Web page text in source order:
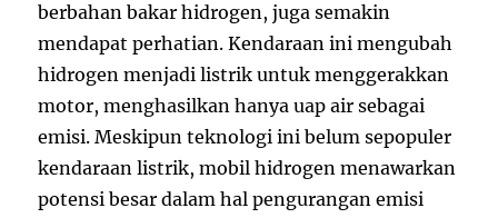
berbahan bakar hidrogen, juga semakin
mendapat perhatian. Kendaraan ini mengubah
hidrogen menjadi listrik untuk menggerakkan
motor, menghasilkan hanya uap air sebagai
emisi. Meskipun teknologi ini belum sepopuler
kendaraan listrik, mobil hidrogen menawarkan
potensi besar dalam hal pengurangan emisi